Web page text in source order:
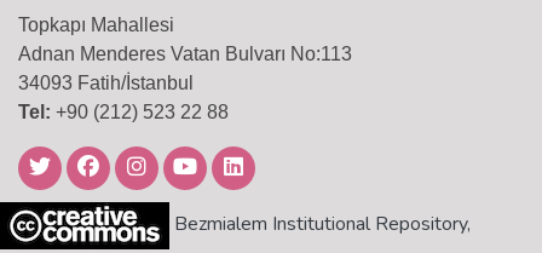
Topkapı Mahallesi
Adnan Menderes Vatan Bulvarı No:113
34093 Fatih/İstanbul
Tel: +90 (212) 523 22 88
Bezmialem Institutional Repository,